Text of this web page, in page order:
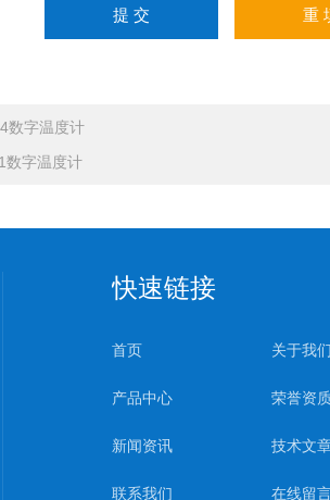
数字温度计
数字温度计
快速链接
首页 关于我们
产品中心 荣誉资
新闻资讯 技术文
联系我们 在线留